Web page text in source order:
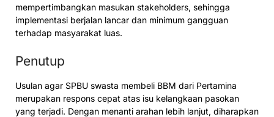
mempertimbangkan masukan stakeholders, sehingga
implementasi berjalan lancar dan minimum gangguan
terhadap masyarakat luas.
Penutup
Usulan agar SPBU swasta membeli BBM dari Pertamina
merupakan respons cepat atas isu kelangkaan pasokan
yang terjadi. Dengan menanti arahan lebih lanjut, diharapkan